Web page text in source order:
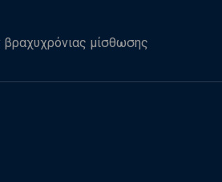
βραχυχρόνιας μίσθωσης